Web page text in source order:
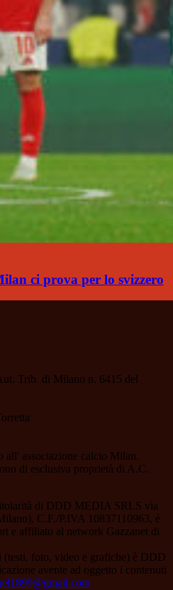
ci prova per lo svizzero
Trib. di Milano n. 6415 del
all' associazione calcio Milan.
di esclusiva proprietà di A.C.
di DDD MEDIA SRLS via
C.F./P.IVA 10837110963, è
e affiliato al network Gazzanet di
(testi, foto, video e grafiche) è DDD
avente ad oggetto i contenuti